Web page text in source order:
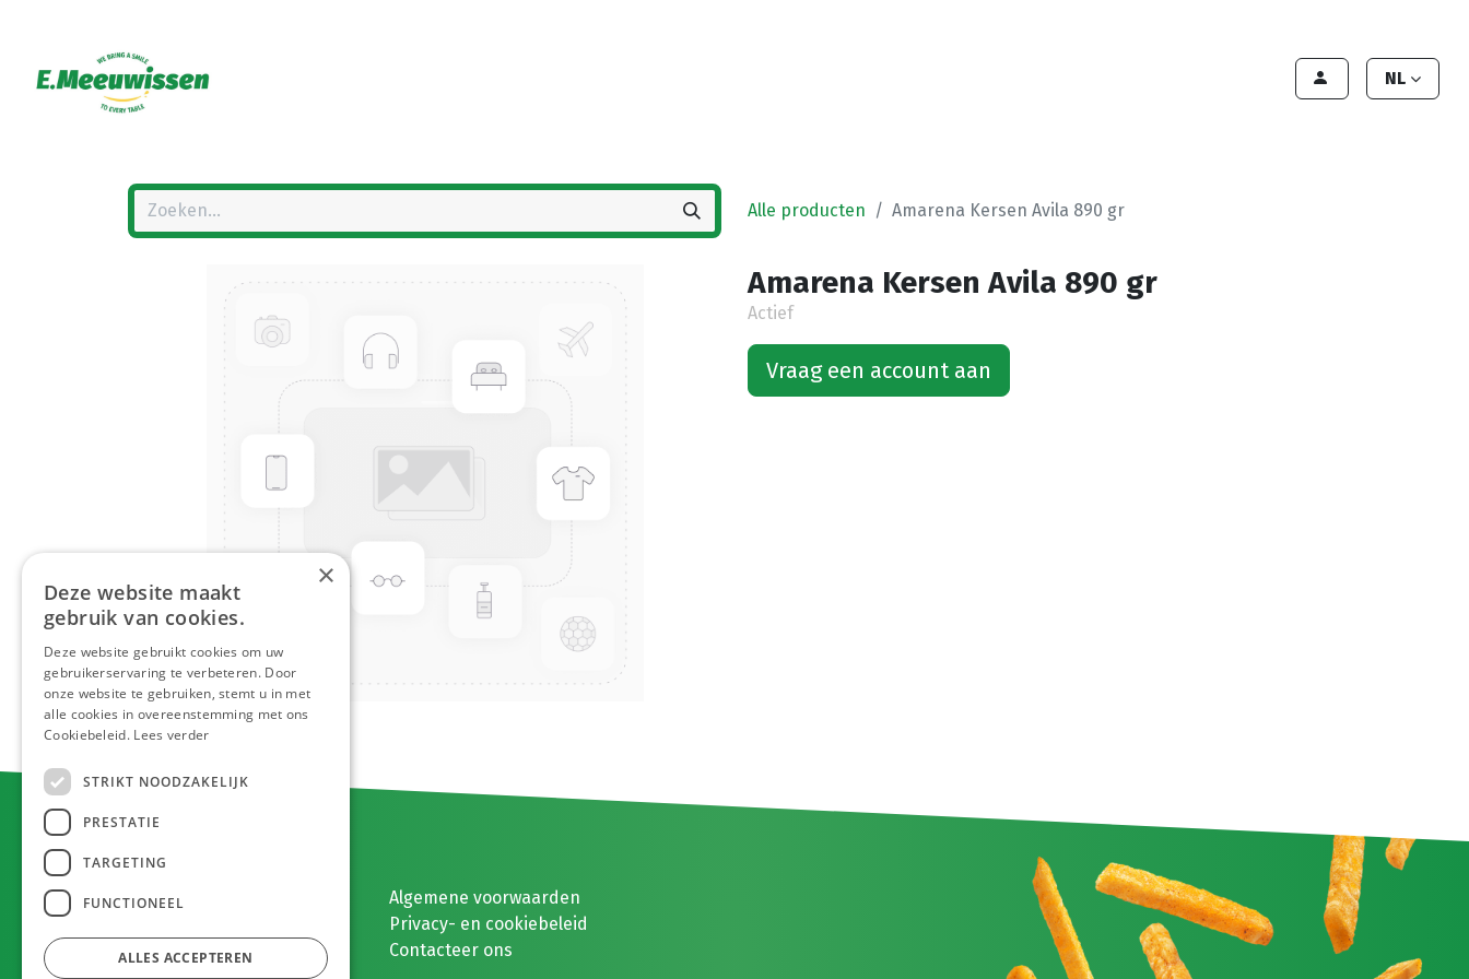
NL
Alle producten Amarena Kersen Avila 890 gr
Amarena Kersen Avila 890 gr
Actief
Vraag een account aan
E. MEEUWISSEN BV
Gaston Eyskenslaan 2
3900 Pelt, België
Algemene voorwaarden
Privacy- en cookiebeleid
Contacteer ons
×
Deze website maakt
gebruik van cookies.
Deze website gebruikt cookies om uw
gebruikerservaring te verbeteren. Door
onze website te gebruiken, stemt u in met
alle cookies in overeenstemming met ons
Cookiebeleid. Lees verder
STRIKT NOODZAKELIJK
PRESTATIE
TARGETING
FUNCTIONEEL
ALLES ACCEPTEREN